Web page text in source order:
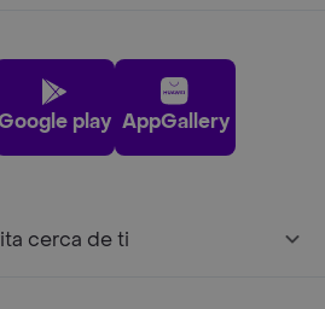
play AppGallery
cerca de ti